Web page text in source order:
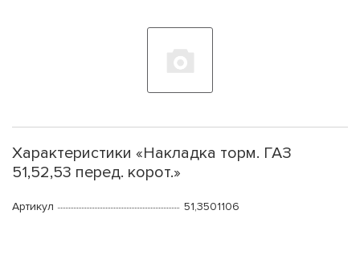
Характеристики «Накладка торм. ГАЗ
51,52,53 перед. корот.»
Артикул 51,3501106